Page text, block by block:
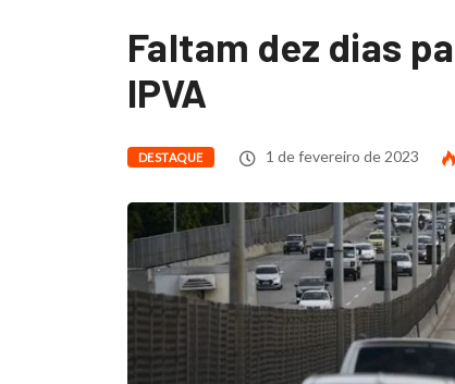
Faltam dez dias
IPVA
DESTAQUE 1 de fevereiro de 2023